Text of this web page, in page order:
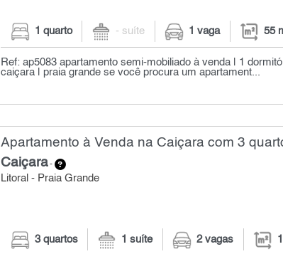
1 quarto - suíte 1 vaga 55
Ref: ap5083 apartamento semi-mobiliado à venda | 1
caiçara | praia grande se você procura um apartament...
Apartamento à Venda na Caiçara com 3
Caiçara-
Litoral - Praia Grande
3 quartos 1 suíte 2 vagas